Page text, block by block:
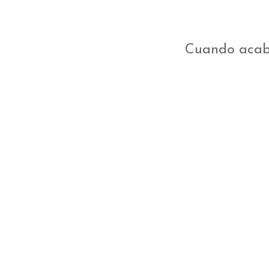
Cuando